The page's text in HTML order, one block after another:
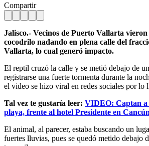
Compartir
Jalisco.- Vecinos de Puerto Vallarta
cocodrilo nadando en plena calle del
Vallarta, lo cual generó impacto.
El reptil cruzó la calle y se metió debajo de
registrarse una fuerte tormenta durante la
el video se hizo viral en redes sociales por lo
Tal vez te gustaría leer: VIDEO: Captan a
playa, frente al hotel Presidente en Cancún
El animal, al parecer, estaba buscando un
fuertes lluvias, pues se quedó metido debajo